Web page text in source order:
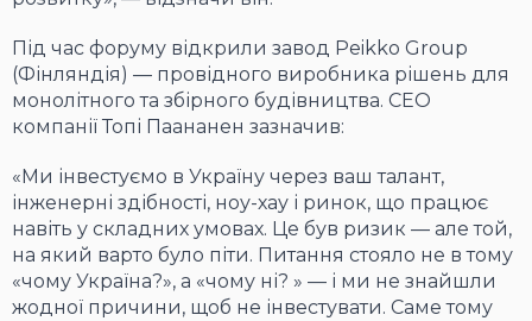
Під час форуму відкрили завод Peikko Group
(Фінляндія) — провідного виробника рішень для
монолітного та збірного будівництва. CEO
компанії Топі Паананен зазначив:
«Ми інвестуємо в Україну через ваш талант,
інженерні здібності, ноу-хау і ринок, що працює
навіть у складних умовах. Це був ризик — але той,
на який варто було піти. Питання стояло не в тому
«чому Україна?», а «чому ні? » — і ми не знайшли
жодної причини, щоб не інвестувати. Саме тому